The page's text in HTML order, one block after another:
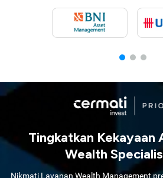
Tingkatkan Kekayaan
Wealth
Nikmati Layanan Wealth Management